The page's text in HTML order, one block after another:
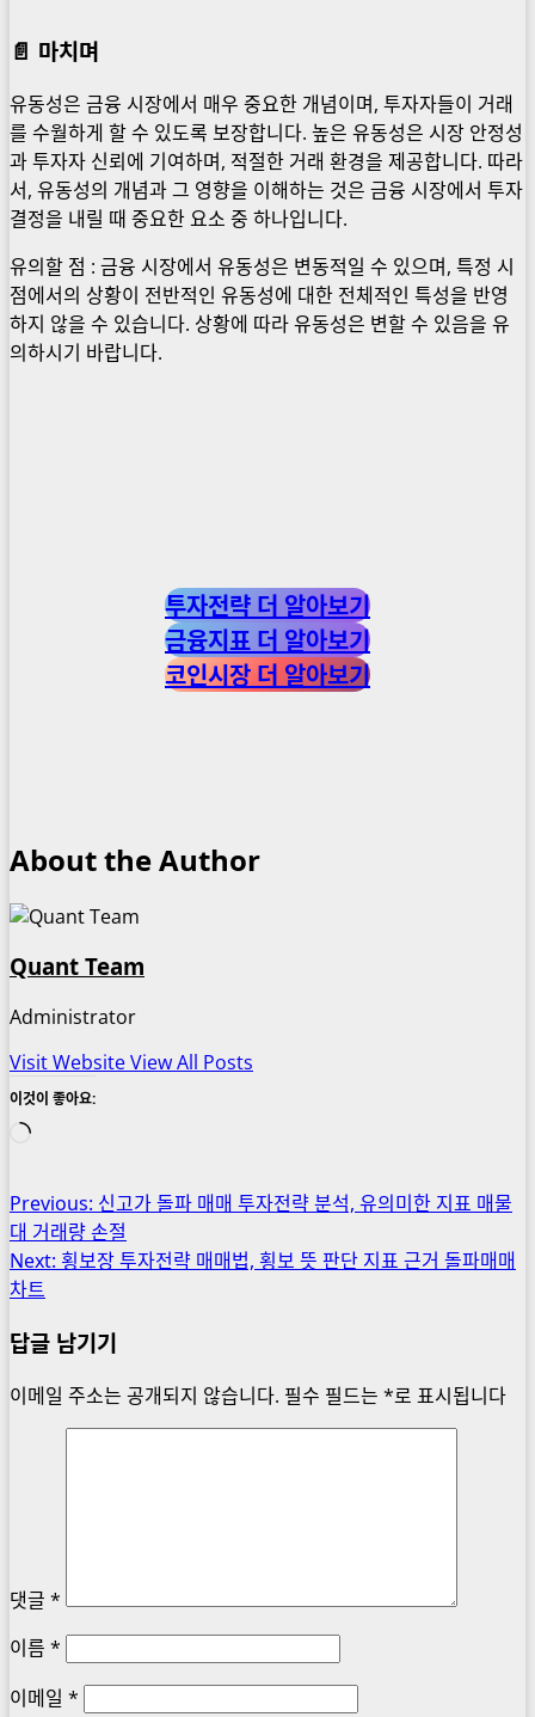
📄 마치며
유동성은 금융 시장에서 매우 중요한 개념이며, 투자자들이 거래
를 수월하게 할 수 있도록 보장합니다. 높은 유동성은 시장 안정성
과 투자자 신뢰에 기여하며, 적절한 거래 환경을 제공합니다. 따라
서, 유동성의 개념과 그 영향을 이해하는 것은 금융 시장에서 투자
결정을 내릴 때 중요한 요소 중 하나입니다.
유의할 점 : 금융 시장에서 유동성은 변동적일 수 있으며, 특정 시
점에서의 상황이 전반적인 유동성에 대한 전체적인 특성을 반영
하지 않을 수 있습니다. 상황에 따라 유동성은 변할 수 있음을 유
의하시기 바랍니다.
투자전략 더 알아보기
금융지표 더 알아보기
코인시장 더 알아보기
About the Author
Quant Team
Administrator
Visit WebsiteView All Posts
이것이 좋아요:
로
중...
Post
navigation
Previous: 신고가 돌파 매매 투자전략 분석, 유의미한 지표 매물
대 거래량 손절
Next: 횡보장 투자전략 매매법, 횡보 뜻 판단 지표 근거 돌파매매
차트
답글 남기기
이메일 주소는 공개되지 않습니다. 필수 필드는 *로 표시됩니다
댓글 *
이름 *
이메일 *